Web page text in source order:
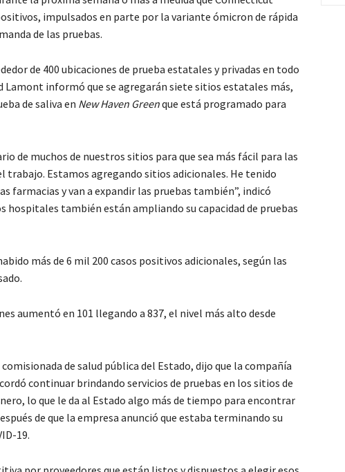
impulsados ​​en parte por la variante ómicron de rápida
de las pruebas.
de 400 ubicaciones de prueba estatales y privadas en todo
Lamont informó que se agregarán siete sitios estatales más,
de saliva en New Haven Greenque está programado para
de muchos de nuestros sitios para que sea más fácil para las
trabajo. Estamos agregando sitios adicionales. He tenido
farmacias y van a expandir las pruebas también”, indicó
hospitales también están ampliando su capacidad de pruebas
más de 6 mil 200 casos positivos adicionales, según las
aumentó en 101 llegando a 837, el nivel más alto desde
de salud pública del Estado, dijo que la compañía
continuar brindando servicios de pruebas en los sitios de
lo que le da al Estado algo más de tiempo para encontrar
de que la empresa anunció que estaba terminando su
19.